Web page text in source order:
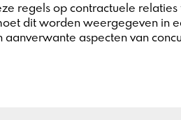
regels op contractuele
dit worden weergegeven in
aanverwante aspecten van